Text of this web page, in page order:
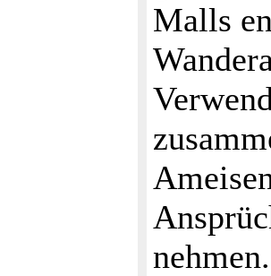
Malls